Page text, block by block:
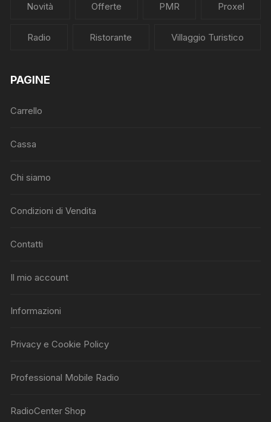
Novità Offerte PMR Proxel
Radio Ristorante Villaggio Turistico
PAGINE
Carrello
Cassa
Chi siamo
Condizioni di Vendita
Contatti
Il mio account
Informazioni
Privacy e Cookie Policy
Professional Mobile Radio
RadioCenter Shop